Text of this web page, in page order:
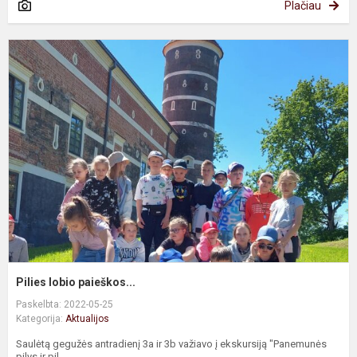
Plačiau
Pilies lobio paieškos...
Paskelbta: 2022-05-25
Kategorija: Aktualijos
Saulėtą gegužės antradienį 3a ir 3b važiavo į ekskursiją "Panemunės